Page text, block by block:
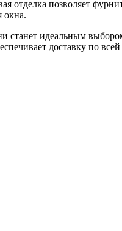
отделка позволяет
окна.
идеальным
доставку по